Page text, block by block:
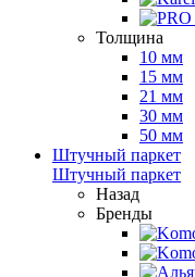
Толщина
10 мм
15 мм
21 мм
30 мм
50 мм
Штучный паркет
Штучный паркет
Назад
Бренды